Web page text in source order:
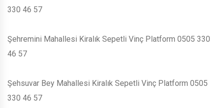
330 46 57
Şehremini Mahallesi Kiralık Sepetli Vinç Platform 0505 330
46 57
Şehsuvar Bey Mahallesi Kiralık Sepetli Vinç Platform 0505
330 46 57